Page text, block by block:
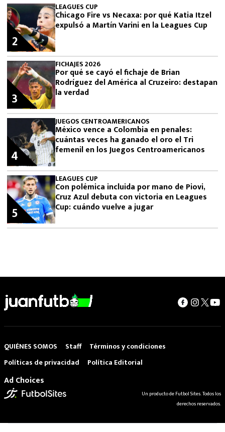
LEAGUES CUP
Chicago Fire vs Necaxa: por qué Katia Itzel
expulsó a Martín Varini en la Leagues Cup
2
FICHAJES 2026
Por qué se cayó el fichaje de Brian
Rodríguez del América al Cruzeiro: destapan
la verdad
3
JUEGOS CENTROAMERICANOS
México vence a Colombia en penales:
cuántas veces ha ganado el oro el Tri
femenil en los Juegos Centroamericanos
4
LEAGUES CUP
Con polémica incluida por mano de Piovi,
Cruz Azul debuta con victoria en Leagues
Cup: cuándo vuelve a jugar
5
QUIÉNES SOMOS Staff
Términos y condiciones
Políticas de privacidad
Política Editorial
Ad Choices
Un producto de Futbol Sites. Todos los
derechos reservados.